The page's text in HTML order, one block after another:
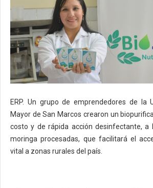
ERP. Un grupo de emprendedores de la
Mayor de San Marcos crearon un
costo y de rápida acción desinfectante, a
moringa procesadas, que facilitará el
vital a zonas rurales del país.